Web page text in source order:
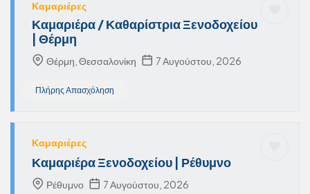
Καμαριέρες
Καμαριέρα / Καθαρίστρια Ξενοδοχείου
| Θέρμη
Θέρμη, Θεσσαλονίκη 7 Αυγούστου, 2026
Πλήρης Απασχόληση
Καμαριέρες
Καμαριέρα Ξενοδοχείου | Ρέθυμνο
Ρέθυμνο 7 Αυγούστου, 2026